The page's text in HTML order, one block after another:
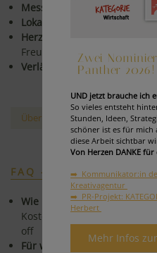
Messbar:
Fokus auf
Lokal in Graz - vernetzt in
Herzlich & nahbar:
Freude & Begeisterung.
Verlässlich & engagiert:Mit
Über mich & meine Reise
FAQ - HÄUFIGE
Wie läuft ein Projektstart ab?
Kostenloses Erstgespräch
off
Für wen arbeitest du?
Zwei
Panther
UND jetzt brauche ich
So vieles entsteht
Stunden, Ideen,
schöner ist es für mich
diese Arbeit sichtbar
Von Herzen DANKE
➡️ Kommunikator:in
Kreativagentur
➡️ PR-Projekt:
Herbert
Mehr Infos